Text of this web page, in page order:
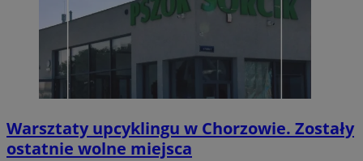
Warsztaty upcyklingu w Chorzowie. Zostały
ostatnie wolne miejsca